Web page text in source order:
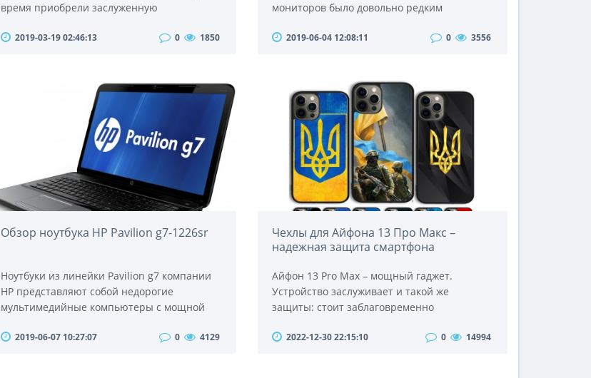
время приобрели заслуженную
маринования самых разнообразных
любители оригинального изысканного
вкуса блюд. Следует отметить, что
домашние маринаторы могут помочь
сохранить пользователю здоровье. Покупая
замаринованные пр..
2019-03-19 02:46:13 0 1850
мониторов было довольно редким
видеть наплыв топовых мониторов,
мониторы на базе IPS (англ. In-Plane
Switching), обладая широким углом обзора,
отличной цветопередачей, а также
достаточно хорошей общей пр..
2019-06-04 12:08:11 0 3556
Обзор ноутбука HP Pavilion g7-1226sr
Ноутбуки из линейки Pavilion g7 компании
HP представляют собой недорогие
мультимедийные компьютеры с мощной
модель - HP Pavilion g7-1226sr –
2019-06-07 10:27:07 0 4129
Чехлы для Айфона 13 Про Макс –
надежная защита смартфона
Айфон 13 Pro Max – мощный гаджет.
Устройство заслуживает и такой же
защиты: стоит заблаговременно
Айфон 13 Промакс и приобрести чехол.
2022-12-30 22:15:10 0 14994